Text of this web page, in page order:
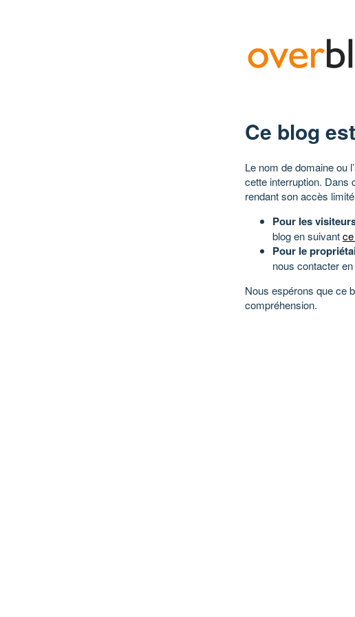
Ce blog
Le nom de domaine ou
cette interruption. Dans
rendant son accès
Pour les
blog en suivant
Pour le
nous contacter
Nous espérons que ce
compréhension.